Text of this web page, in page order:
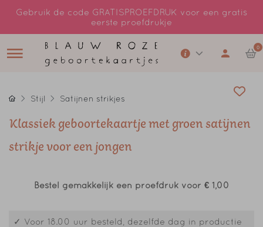
Gebruik de code GRATISPROEFDRUK voor een gratis
eerste proefdrukje
0
Stijl Satijnen strikjes
Klassiek geboortekaartje met groen satijnen
strikje voor een jongen
Bestel gemakkelijk een proefdruk voor € 1,00
✓ Voor 18.00 uur besteld, dezelfde dag in productie